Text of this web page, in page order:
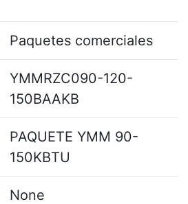
Paquetes comerciales
YMMRZC090-120-
150BAAKB
PAQUETE YMM 90-
150KBTU
None